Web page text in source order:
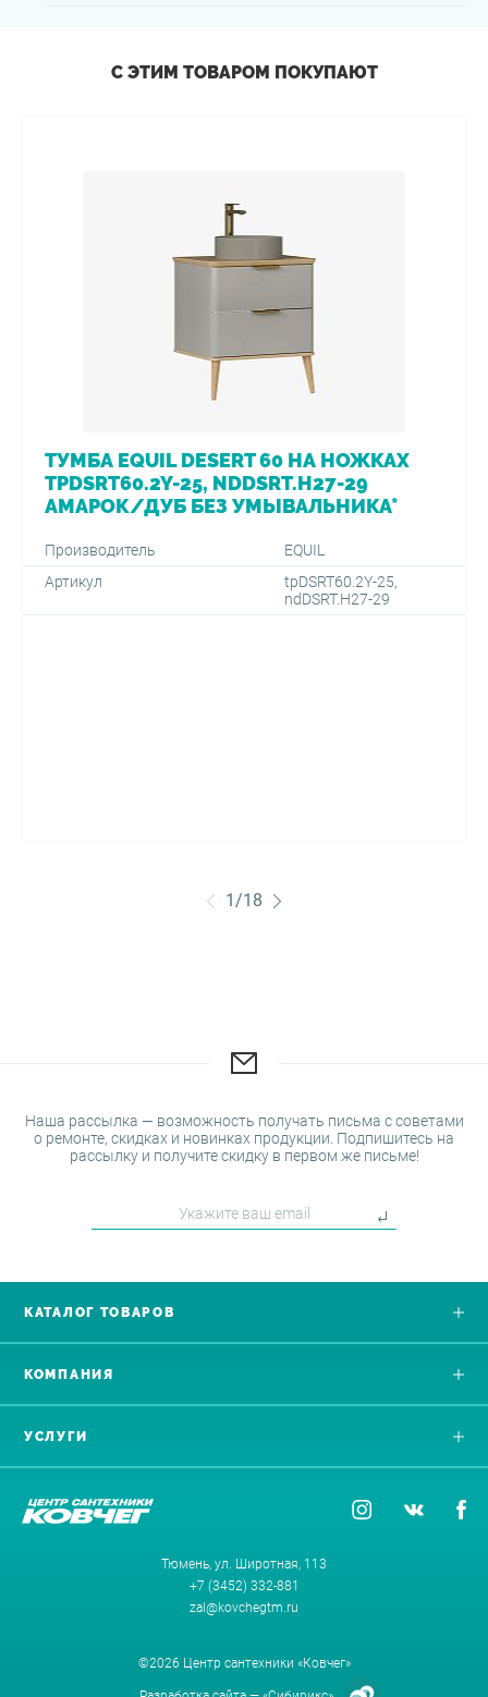
С ЭТИМ ТОВАРОМ ПОКУПАЮТ
ТУМБА EQUIL DESERT 60 НА НОЖКАХ
TPDSRT60.2Y-25, NDDSRT.H27-29
АМАРОК/ДУБ БЕЗ УМЫВАЛЬНИКА*
Производитель
EQUIL
Артикул
tpDSRT60.2Y-25,
ndDSRT.H27-29
1/18
Наша рассылка — возможность получать письма с советами
о ремонте, скидках и новинках продукции. Подпишитесь на
рассылку и получите скидку в первом же письме!
Тюмень, ул. Широтная, 113
+7 (3452) 332-881
zal@kovchegtm.ru
КАТАЛОГ ТОВАРОВ
УСЛУГИ
КОМПАНИЯ
©2026 Центр сантехники «Ковчег»